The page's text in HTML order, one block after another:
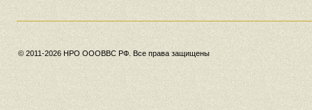
© 2011-2026 НРО ОООВВС РФ. Все права защищены